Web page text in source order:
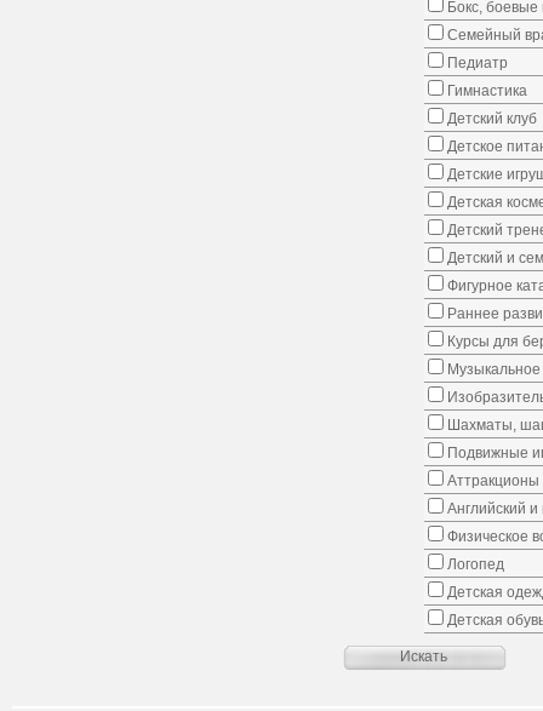
Бокс, боевые
Семейный
Педиатр
Гимнастика
Детский клуб
Детское
Детские
Детская
Детский
Детский и
Фигурное
Раннее
Курсы для
Шахматы,
Подвижные
Аттракционы
Английский
Физическое
Логопед
Детская
Детская